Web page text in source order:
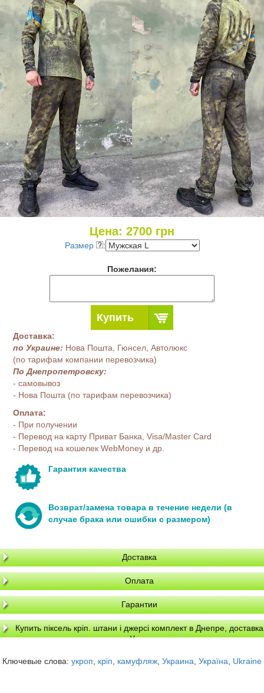
Цена: 2700 грн
Размер :
Пожелания:
Купить
Доставка:
по Украине: Нова Пошта, Гюнсел, Автолюкс
(по тарифам компании перевозчика)
По Днепропетровску:
- самовывоз
- Нова Пошта (по тарифам перевозчика)
Оплата:
- При получении
- Перевод на карту Приват Банка, Visa/Master Card
- Перевод на кошелек WebMoney и др.
Гарантия качества
Возврат/замена товара в течение недели (в
случае брака или ошибки с размером)
Доставка
Оплата
Гарантии
Купить піксель кріп. штани і джерсі комплект в Днепре, доставка
по Украине
Ключевые слова: укроп кріп камуфляж Украина Україна Ukraine